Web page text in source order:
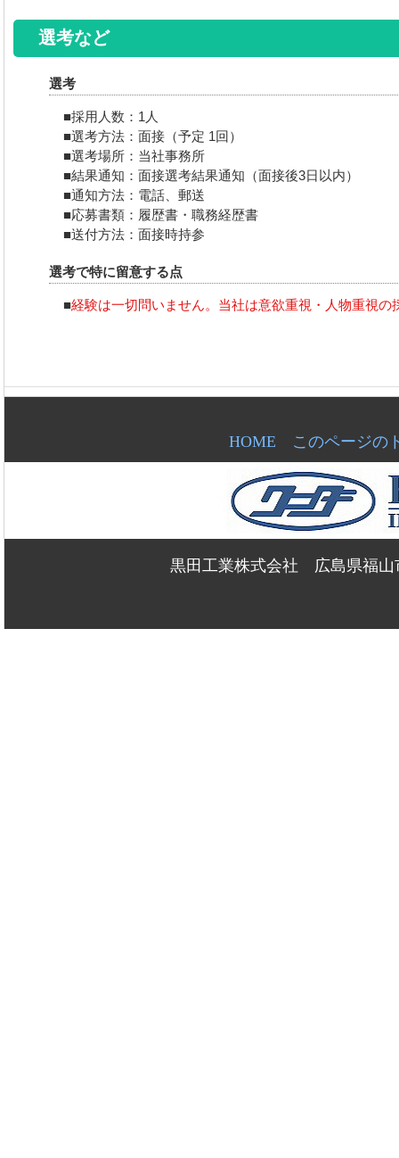
選考など
選考
■採用人数：1人
■選考方法：面接（予定 1回）
■選考場所：当社事務所
■結果通知：面接選考結果通知（面接後3日以内）
■通知方法：電話、郵送
■応募書類：履歴書・職務経歴書
■送付方法：面接時持参
選考で特に留意する点
■経験は一切問いません。当社は意欲重視・人物重視の
HOME このページの
黒田工業株式会社 広島県福山